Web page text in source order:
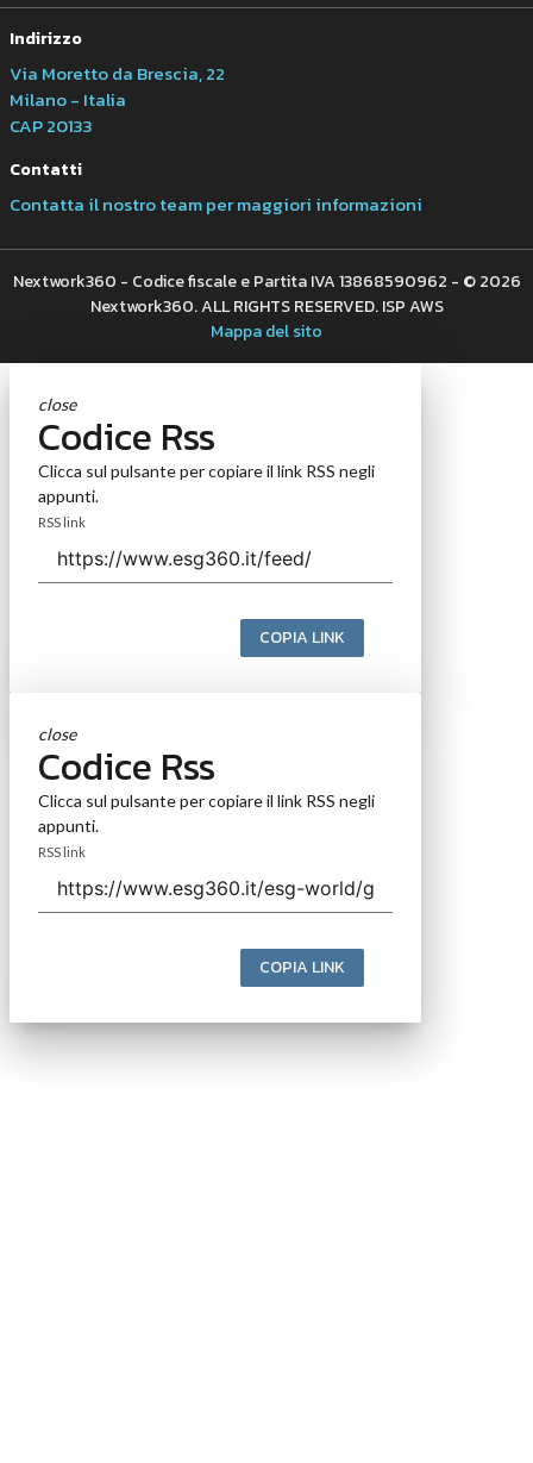
Indirizzo
Via Moretto da Brescia, 22
Milano - Italia
CAP 20133
Contatti
Contatta il nostro team per maggiori informazioni
Nextwork360 - Codice fiscale e Partita IVA 13868590962 - © 2026
Nextwork360. ALL RIGHTS RESERVED. ISP AWS
Mappa del sito
close
Codice Rss
Clicca sul pulsante per copiare il link RSS negli
appunti.
RSS link
COPIA LINK
close
Codice Rss
Clicca sul pulsante per copiare il link RSS negli
appunti.
RSS link
COPIA LINK